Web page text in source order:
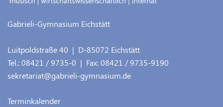
Gabrieli-Gymnasium Eichstätt
Luitpoldstraße 40 | D-85072 Eichstätt
Tel.:08421 / 9735-0 | Fax:08421 / 9735-9190
sekretariat@gabrieli-gymnasium.de
Terminkalender